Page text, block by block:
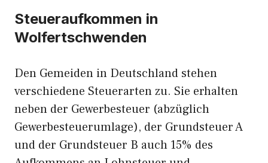
Steueraufkommen in
Wolfertschwenden
Den Gemeiden in Deutschland stehen
verschiedene Steuerarten zu. Sie erhalten
neben der Gewerbesteuer (abzüglich
Gewerbesteuerumlage), der Grundsteuer A
und der Grundsteuer B auch 15% des